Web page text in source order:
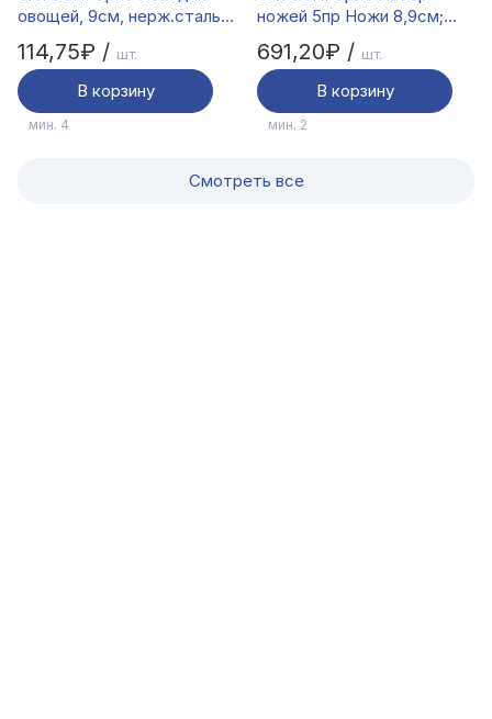
овощей, 9см, нерж.сталь с
антиналипающим
покрытием, софт-тач
114,75₽ / шт.
В корзину
мин. 4
ножей 5пр Ножи 8,9см;
12,7см; 20,3см,
овощечистка, подставка
для ножей
691,20₽ / шт.
В корзину
мин. 2
Смотреть все